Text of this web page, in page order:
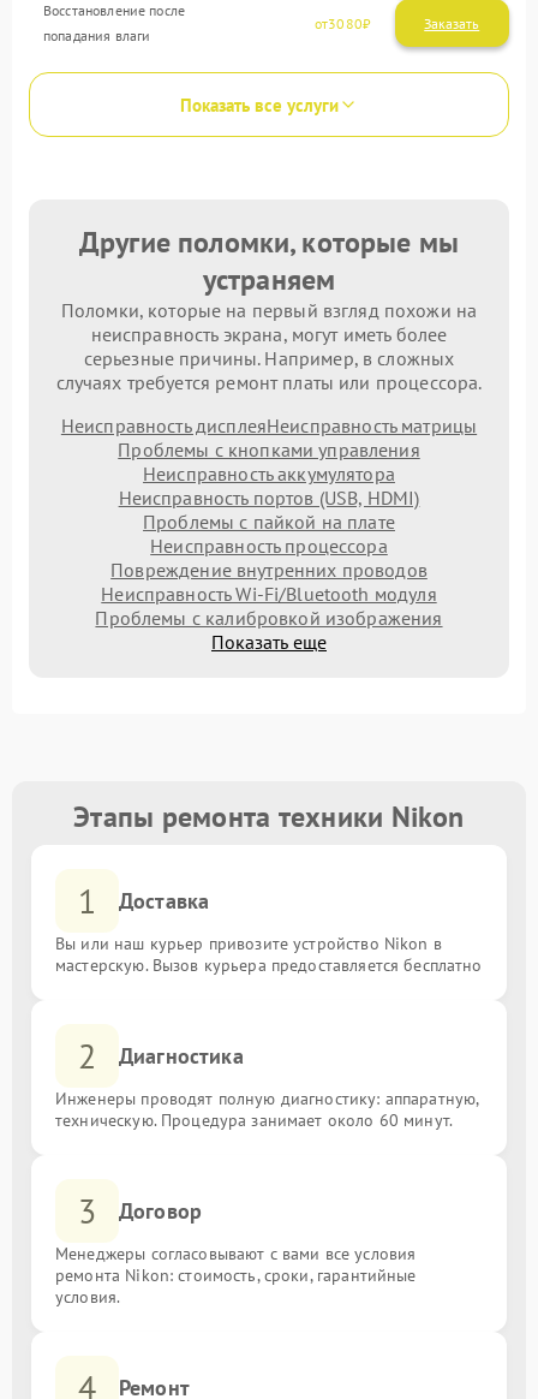
Восстановление после
попадания влаги
3080
Показать все услуги
Другие поломки, которые мы
устраняем
Поломки, которые на первый взгляд похожи на
неисправность экрана, могут иметь более
серьезные причины. Например, в сложных
случаях требуется ремонт платы или процессора.
Неисправность дисплеяНеисправность матрицы
Проблемы с кнопками управления
Неисправность аккумулятора
Неисправность портов (USB, HDMI)
Проблемы с пайкой на плате
Неисправность процессора
Повреждение внутренних проводов
Неисправность Wi-Fi/Bluetooth модуля
Проблемы с калибровкой изображения
Показать еще
Этапы ремонта техники Nikon
1 Доставка
Вы или наш курьер привозите устройство Nikon в
мастерскую. Вызов курьера предоставляется бесплатно
2 Диагностика
Инженеры проводят полную диагностику: аппаратную,
техническую. Процедура занимает около 60 минут.
3 Договор
Менеджеры согласовывают с вами все условия
ремонта Nikon: стоимость, сроки, гарантийные
условия.
4 Ремонт